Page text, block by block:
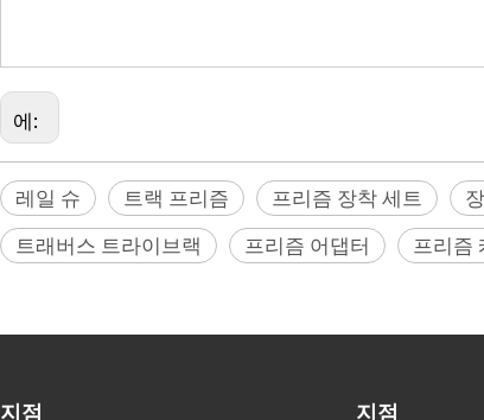
에:
레일 슈 트랙 프리즘 프리즘 장착 세트
트래버스 트라이브랙
프리즘 어댑터 프리즘
지점 지점